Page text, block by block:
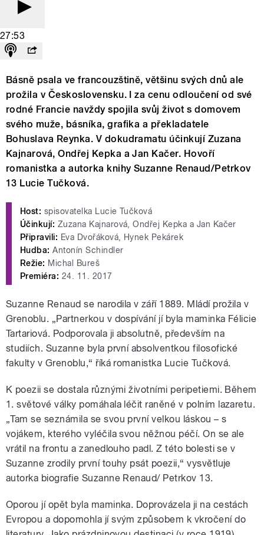
27:53
Básně psala ve francouzštině, většinu svých dnů ale
prožila v Československu. I za cenu odloučení od své
rodné Francie navždy spojila svůj život s domovem
svého muže, básníka, grafika a překladatele
Bohuslava Reynka. V dokudramatu účinkují Zuzana
Kajnarová, Ondřej Kepka a Jan Kačer. Hovoří
romanistka a autorka knihy Suzanne Renaud/Petrkov
13 Lucie Tučková.
Host: spisovatelka Lucie Tučková
Účinkují: Zuzana Kajnarová, Ondřej Kepka a Jan Kačer
Připravili: Eva Dvořáková, Hynek Pekárek
Hudba: Antonín Schindler
Režie: Michal Bureš
Premiéra: 24. 11. 2017
Suzanne Renaud se narodila v září 1889. Mládí prožila v
Grenoblu. „Partnerkou v dospívání jí byla maminka Félicie
Tartariová. Podporovala ji absolutně, především na
studiích. Suzanne byla první absolventkou filosofické
fakulty v Grenoblu,“ říká romanistka Lucie Tučková.
K poezii se dostala různými životními peripetiemi. Během
1. světové války pomáhala léčit raněné v polním lazaretu.
„Tam se seznámila se svou první velkou láskou – s
vojákem, kterého vyléčila svou něžnou péčí. On se ale
vrátil na frontu a zanedlouho padl. Z této bolesti se v
Suzanne zrodily první touhy psát poezii,“ vysvětluje
autorka biografie Suzanne Renaud/ Petrkov 13.
Oporou jí opět byla maminka. Doprovázela ji na cestách
Evropou a dopomohla jí svým způsobem k vkročení do